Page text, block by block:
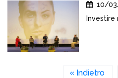
10/
« Indietro